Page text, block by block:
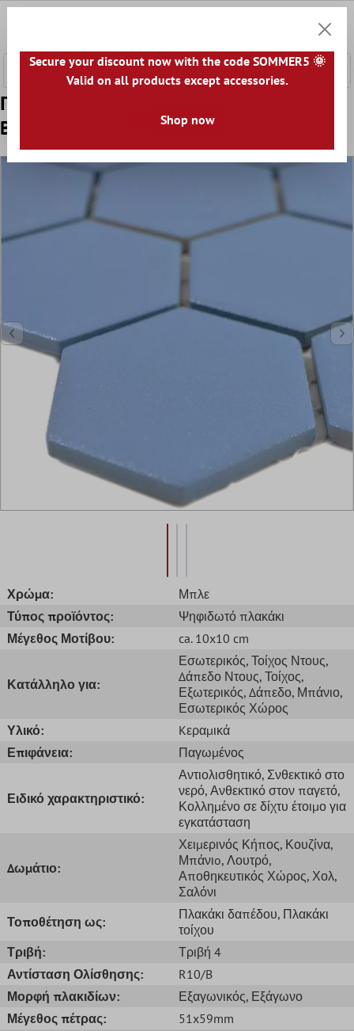
Πρότυπο από Kεραμικό Mωσαϊκό
Bismarck R10B Εξάγωνο Μπλε H51
Χρώμα:
Μπλε
Τύπος προϊόντος:
Ψηφιδωτό πλακάκι
Μέγεθος Μοτίβου:
ca. 10x10 cm
Κατάλληλο για:
Εσωτερικός, Τοίχος Ντους,
Δάπεδο Ντους, Τοίχος,
Εξωτερικός, Δάπεδο, Μπάνιο,
Εσωτερικός Χώρος
Υλικό:
Kεραμικά
Επιφάνεια:
Παγωμένος
Ειδικό χαρακτηριστικό:
Αντιολισθητικό, Σνθεκτικό στο
νερό, Ανθεκτικό στον παγετό,
Κολλημένο σε δίχτυ έτοιμο για
εγκατάσταση
Δωμάτιο:
Χειμερινός Κήπος, Κουζίνα,
Μπάνιo, Λουτρό,
Αποθηκευτικός Χώρος, Χολ,
Σαλόνι
Τοποθέτηση ως:
Πλακάκι δαπέδου, Πλακάκι
τοίχου
Τριβή:
Τριβή 4
Αντίσταση Ολίσθησης:
R10/B
Μορφή πλακιδίων:
Εξαγωνικός, Εξάγωνο
Μέγεθος πέτρας:
51x59mm
Secure your discount now with the code SOMMER5 🌞
Valid on all products except accessories.
Shop now